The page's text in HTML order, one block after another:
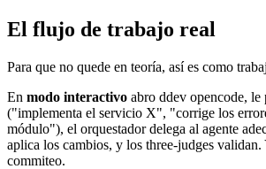
El flujo de trabajo real
Para que no quede en teoría, así es como
En modo interactivo abro ddev opencode,
("implementa el servicio X", "corrige los
módulo"), el orquestador delega al agente
aplica los cambios, y los three-judges
commiteo.